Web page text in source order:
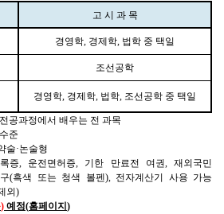
고 시 과 목
경영학, 경제학, 법학 중 택일
조선공학
경영학, 경제학, 법학, 조선공학 중 택일
공과정에서 배우는 전 과목
준
술·논술형
증, 운전면허증, 기한 만료전 여권,재외국민
(흑색 또는 청색 볼펜), 전자계산기 사용 가능
외 )
) 예정(홈페이지 )